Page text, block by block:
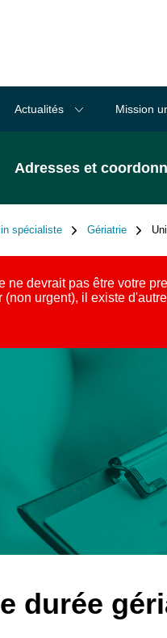
Actualités Mission
Adresses et
spécialiste Gériatrie
ne devrait pas être votre
urgent), il existe
durée